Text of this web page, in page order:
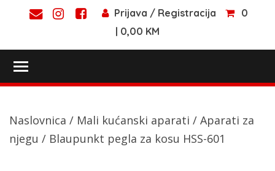
Prijava / Registracija
0
| 0,00 KM
Naslovnica / Mali kućanski aparati / Aparati za
njegu / Blaupunkt pegla za kosu HSS-601